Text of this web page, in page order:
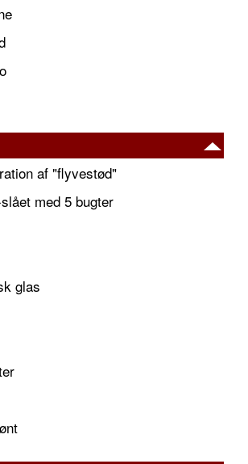
af "flyvestød"
med 5 bugter
glas